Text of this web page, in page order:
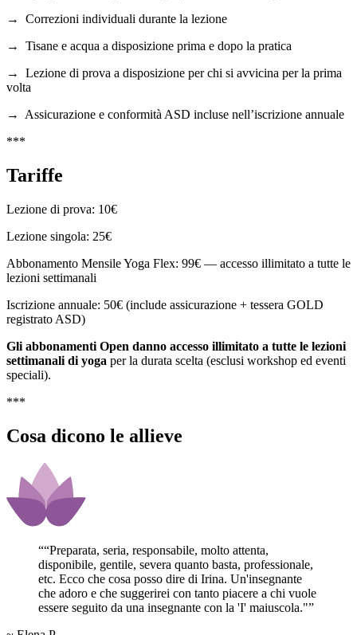
→ Correzioni individuali durante la lezione
→ Tisane e acqua a disposizione prima e dopo la pratica
→ Lezione di prova a disposizione per chi si avvicina per la prima
volta
→ Assicurazione e conformità ASD incluse nell’iscrizione annuale
***
Tariffe
Lezione di prova: 10€
Lezione singola: 25€
Abbonamento Mensile Yoga Flex: 99€ — accesso illimitato a tutte le
lezioni settimanali
Iscrizione annuale: 50€ (include assicurazione + tessera GOLD
registrato ASD)
Gli abbonamenti Open danno accesso illimitato a tutte le lezioni
settimanali di yoga per la durata scelta (esclusi workshop ed eventi
speciali).
***
Cosa dicono le allieve
““Preparata, seria, responsabile, molto attenta,
disponibile, gentile, severa quanto basta, professionale,
etc. Ecco che cosa posso dire di Irina. Un'insegnante
che adoro e che suggerirei con tanto piacere a chi vuole
essere seguito da una insegnante con la 'I' maiuscola."”